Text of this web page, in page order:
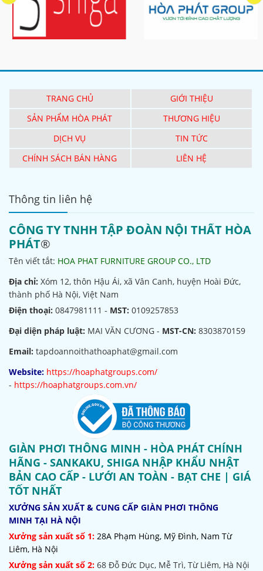
TRANG CHỦ
GIỚI THIỆU
SẢN PHẨM HÒA PHÁT
THƯƠNG HIỆU
DỊCH VỤ
TIN TỨC
CHÍNH SÁCH BÁN HÀNG
LIÊN HỆ
Thông tin liên hệ
CÔNG TY TNHH TẬP ĐOÀN NỘI THẤT HÒA
PHÁT®
Tên viết tắt: HOA PHAT FURNITURE GROUP CO., LTD
Địa chỉ: Xóm 12, thôn Hậu Ái, xã Vân Canh, huyện Hoài Đức,
thành phố Hà Nội, Việt Nam
Điện thoại: 0847981111 - MST: 0109257853
Đại diện pháp luật: MAI VĂN CƯƠNG - MST-CN: 8303870159
Email: tapdoannoithathoaphat@gmail.com
Website: https://hoaphatgroups.com/
- https://hoaphatgroups.com.vn/
GIÀN PHƠI THÔNG MINH - HÒA PHÁT CHÍNH
HÃNG - SANKAKU, SHIGA NHẬP KHẨU NHẬT
BẢN CAO CẤP - LƯỚI AN TOÀN - BẠT CHE | GIÁ
TỐT NHẤT
XƯỞNG SẢN XUẤT & CUNG CẤP GIÀN PHƠI THÔNG
MINH TẠI HÀ NỘI
Xưởng sản xuất số 1: 28A Phạm Hùng, Mỹ Đình, Nam Từ
Liêm, Hà Nội
Xưởng sản xuất số 2: 68 Đỗ Đức Dục, Mễ Trì, Từ Liêm, Hà Nội